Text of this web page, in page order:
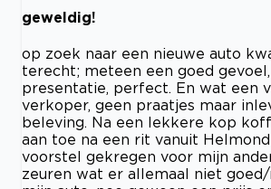
geweldig!
op zoek naar een nieuwe auto
terecht; meteen een goed
presentatie, perfect. En wat een
verkoper, geen praatjes maar
beleving. Na een lekkere kop
aan toe na een rit vanuit
voorstel gekregen voor mijn
zeuren wat er allemaal niet